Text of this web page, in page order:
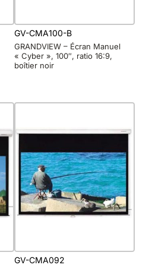
GV-CMA100-B
GRANDVIEW – Écran Manuel
« Cyber », 100″, ratio 16:9,
boîtier noir
GV-CMA092